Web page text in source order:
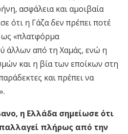
ασφάλεια και αμοιβαία
ότι η Γάζα δεν πρέπει ποτέ
ως «πλατφόρμα
άλλων από τη Χαμάς, ενώ η
και η βία των εποίκων στη
και πρέπει να
η Ελλάδα σημείωσε ότι
πλήρως από την